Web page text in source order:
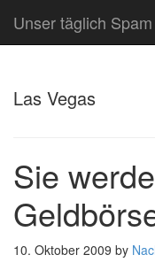
Unser täglich Spam
Las Vegas
Sie
10. Oktober 2009 by